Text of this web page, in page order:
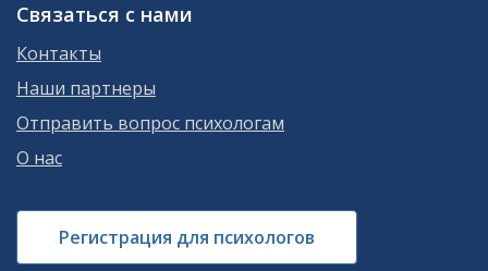
Связаться с нами
Контакты
Наши партнеры
Отправить вопрос психологам
О нас
Регистрация для психологов